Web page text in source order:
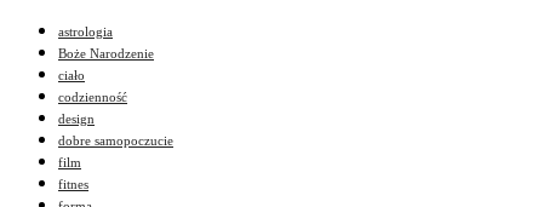
astrologia
Boże Narodzenie
ciało
codzienność
design
dobre samopoczucie
film
fitnes